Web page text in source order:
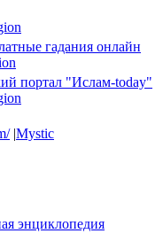
гадания онлайн
портал "Ислам-today"
|Mystic
энциклопедия